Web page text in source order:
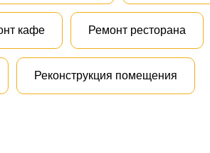
кафе Ремонт ресторана
Реконструкция помещения